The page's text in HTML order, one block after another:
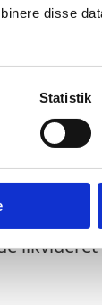
disse
Statistik
holder